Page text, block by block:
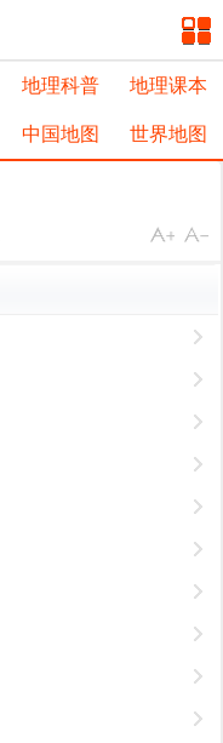
地理科普 地理课本
中国地图 世界地图